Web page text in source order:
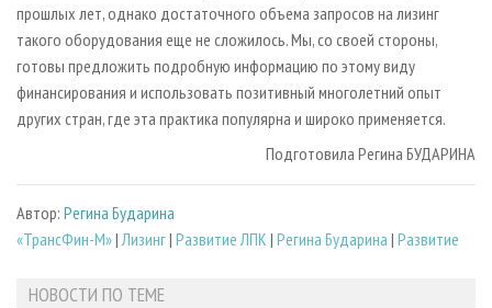
прошлых лет, однако достаточного объема запросов на лизинг
такого оборудования еще не сложилось. Мы, со своей стороны,
готовы предложить подробную информацию по этому виду
финансирования и использовать позитивный многолетний опыт
других стран, где эта практика популярна и широко применяется.
Подготовила Регина БУДАРИНА
Автор: Регина Бударина
«ТрансФин-М»|Лизинг| Развитие ЛПК | Регина Бударина | Развитие
НОВОСТИ ПО ТЕМЕ